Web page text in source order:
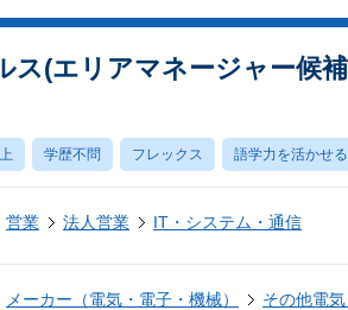
ス(エリアマネージャー候
学歴不問 フレックス 語学力を活かせる
営業 法人営業 IT・システム・通信
メーカー（電気・電子・機械） その他電